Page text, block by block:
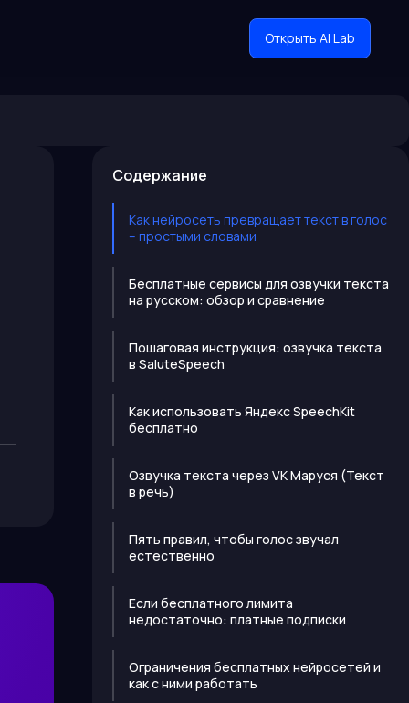
Открыть AI Lab
Содержание
Как нейросеть превращает текст в голос
– простыми словами
Бесплатные сервисы для озвучки текста
на русском: обзор и сравнение
Пошаговая инструкция: озвучка текста
в SaluteSpeech
Как использовать Яндекс SpeechKit
бесплатно
Озвучка текста через VK Маруся (Текст
в речь)
Пять правил, чтобы голос звучал
естественно
Если бесплатного лимита
недостаточно: платные подписки
Ограничения бесплатных нейросетей и
как с ними работать